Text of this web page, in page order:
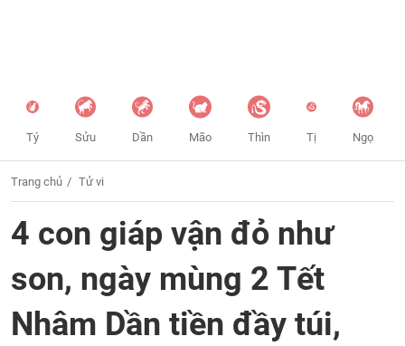
Tý Sửu Dần Mão Thìn Tị Ngọ
Trang chủ Tử vi
4 con giáp vận đỏ như
son, ngày mùng 2 Tết
Nhâm Dần tiền đầy túi,